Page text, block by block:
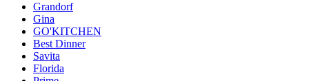
Grandorf
Gina
GO'KITCHEN
Best Dinner
Savita
Florida